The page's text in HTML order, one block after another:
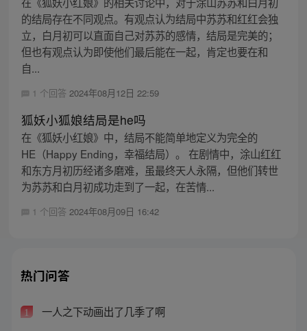
的结局存在不同观点。有观点认为结局中苏苏和红红会独
立，白月初可以直面自己对苏苏的感情，结局是完美的；
但也有观点认为即使他们最后能在一起，肯定也要在和
自...
1 个回答 2024年08月12日 22:59
狐妖小狐娘结局是he吗
在《狐妖小红娘》中，结局不能简单地定义为完全的
HE（Happy Ending，幸福结局）。 在剧情中，涂山红红
和东方月初历经诸多磨难，虽最终天人永隔，但他们转世
为苏苏和白月初成功走到了一起，在苦情...
1 个回答 2024年08月09日 16:42
热门问答
1 一人之下动画出了几季了啊